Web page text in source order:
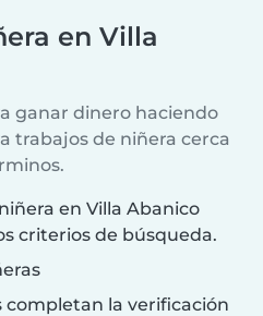
en Villa
ganar dinero haciendo
trabajos de niñera cerca
en Villa Abanico
criterios de búsqueda.
completan la verificación